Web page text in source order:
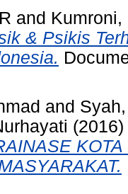
and
& Psikis
and
(2016)